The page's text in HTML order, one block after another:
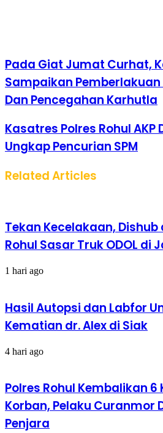
Pada Giat Jumat Curhat,
Sampaikan
Dan Pencegahan Karhutla
Kasatres Polres Rohul AKP
Ungkap Pencurian SPM
Related Articles
Tekan Kecelakaan,
Rohul Sasar Truk ODOL di
1 hari ago
Hasil Autopsi dan Labfor
Kematian dr. Alex di Siak
4 hari ago
Polres Rohul Kembalikan
Korban, Pelaku Curanmor
Penjara